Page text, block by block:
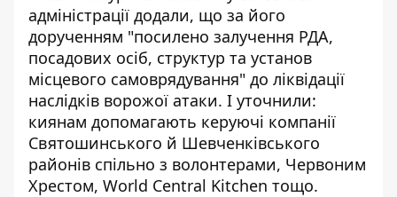
адміністрації додали, що за його
дорученням "посилено залучення РДА,
посадових осіб, структур та установ
місцевого самоврядування" до ліквідації
наслідків ворожої атаки. І уточнили:
киянам допомагають керуючі компанії
Святошинського й Шевченківського
районів спільно з волонтерами, Червоним
Хрестом, World Central Kitchen тощо.